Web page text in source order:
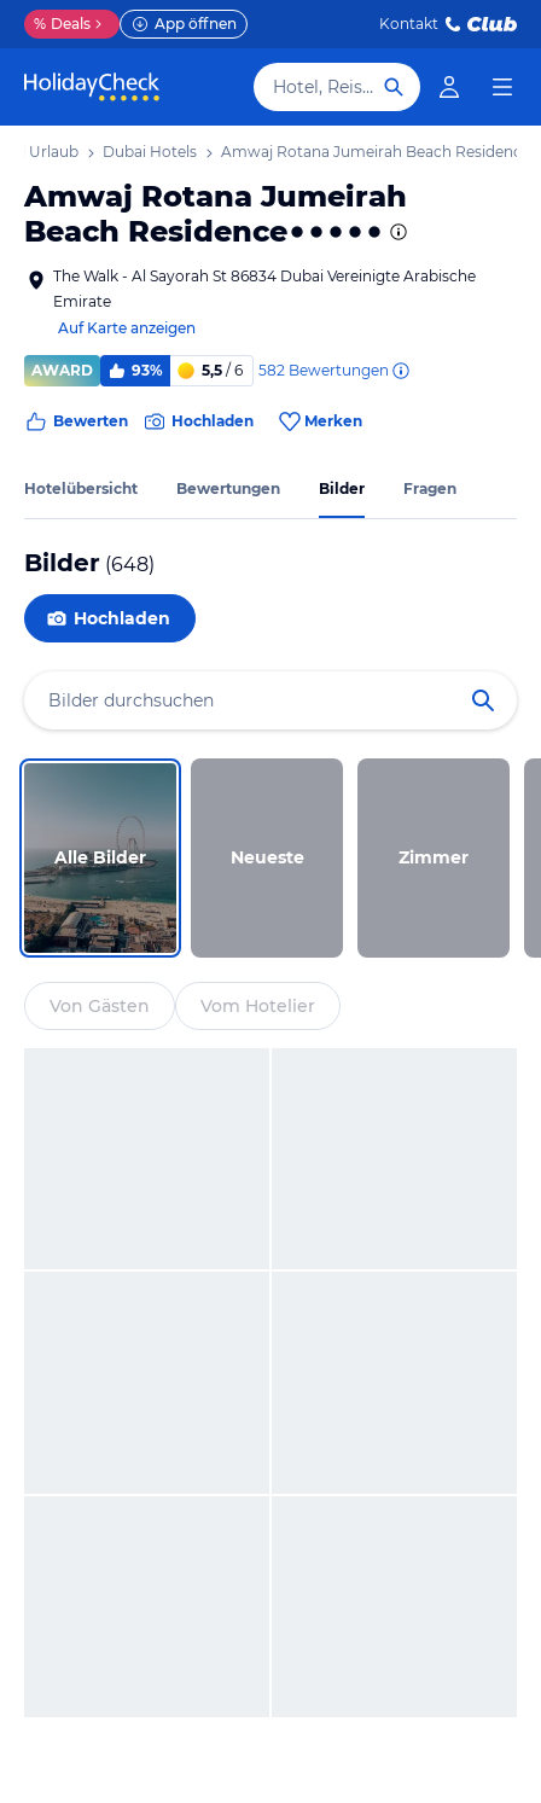
% Deals App öffnen Kontakt
Hotel, Reiseziel
Urlaub Dubai Hotels Amwaj Rotana Jumeirah Beach Residence
Amwaj Rotana Jumeirah
Beach Residence
The Walk - Al Sayorah St 86834 Dubai Vereinigte Arabische
Emirate
Auf Karte anzeigen
AWARD 93% 5,5 / 6 582 Bewertungen
Bewerten Hochladen Merken
Hotelübersicht Bewertungen Bilder Fragen
Bilder (648)
Hochladen
Alle Bilder Neueste Zimmer
Von Gästen Vom Hotelier